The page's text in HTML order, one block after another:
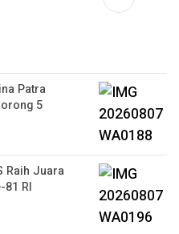
Patra
5
Raih Juara
81 RI